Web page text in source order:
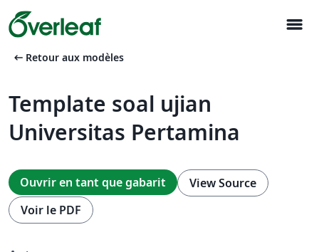
menu
arrow_left_alt Retour aux modèles
Template soal ujian
Universitas Pertamina
Ouvrir en tant que gabarit
View Source
Voir le PDF